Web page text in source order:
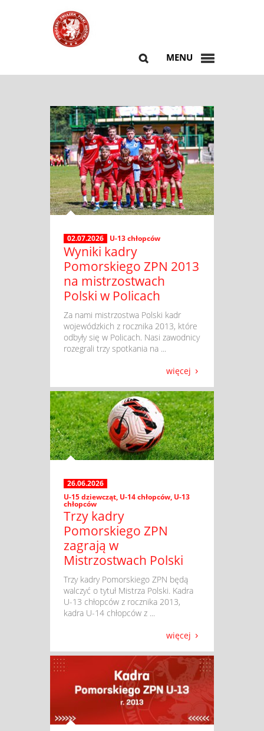
MENU
02.07.2026 U-13 chłopców
Wyniki kadry
Pomorskiego ZPN 2013
na mistrzostwach
Polski w Policach
​ Za nami mistrzostwa Polski kadr
wojewódzkich z rocznika 2013, które
odbyły się w Policach. Nasi zawodnicy
rozegrali trzy spotkania na ...
więcej
26.06.2026
U-15 dziewcząt, U-14 chłopców, U-13
chłopców
Trzy kadry
Pomorskiego ZPN
zagrają w
Mistrzostwach Polski
​ Trzy kadry Pomorskiego ZPN będą
walczyć o tytuł Mistrza Polski. Kadra
U-13 chłopców z rocznika 2013,
kadra U-14 chłopców z ...
więcej